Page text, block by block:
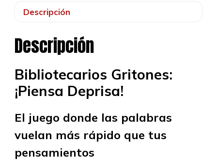
Descripción
Descripción
Bibliotecarios Gritones:
¡Piensa Deprisa!
El juego donde las palabras
vuelan más rápido que tus
pensamientos